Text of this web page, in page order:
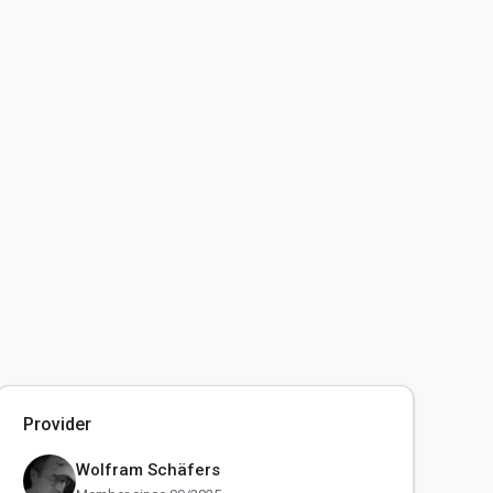
Provider
Wolfram Schäfers